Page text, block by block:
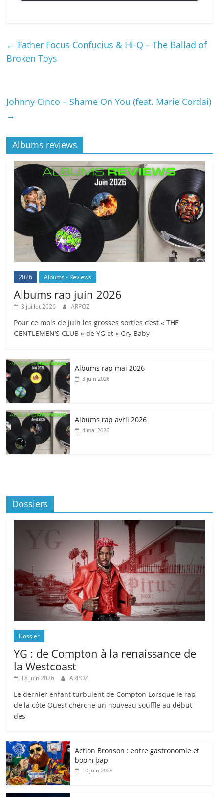
← Father Focus Confucius & Hi-Q – The Ballad of
Broken Toys
Johnny Cinco – Shame On You (feat. Marie Cordai)
→
Albums reviews
2026 Albums - Reviews
Albums rap juin 2026
3 juillet 2026 ARPOZ
Pour ce mois de juin les grosses sorties c’est « THE
GENTLEMEN’S CLUB » de YG et « Cry Baby
Albums rap mai 2026
3 juin 2026
Albums rap avril 2026
4 mai 2026
Dossiers
Dossier
YG : de Compton à la renaissance de
la Westcoast
18 juin 2026 ARPOZ
Le dernier enfant turbulent de Compton Lorsque le rap
de la côte Ouest cherche un nouveau souffle au début
des
Action Bronson : entre gastronomie et
boom bap
10 juin 2026